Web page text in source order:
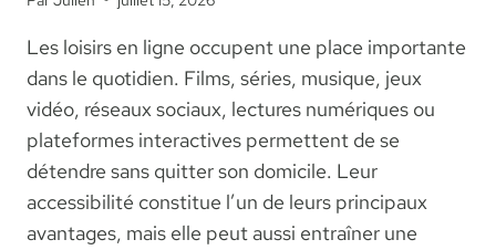
Les loisirs en ligne occupent une place importante
dans le quotidien. Films, séries, musique, jeux
vidéo, réseaux sociaux, lectures numériques ou
plateformes interactives permettent de se
détendre sans quitter son domicile. Leur
accessibilité constitue l’un de leurs principaux
avantages, mais elle peut aussi entraîner une